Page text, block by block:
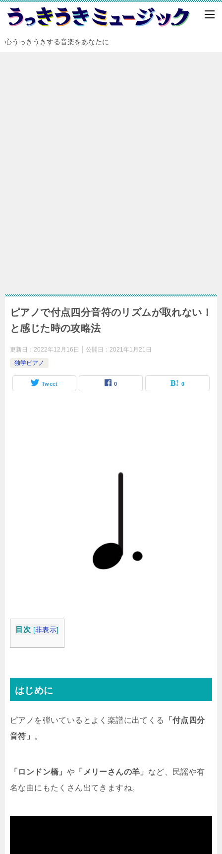
心うっきうきする音楽をあなたに
ピアノで付点四分音符のリズムが取れない！
と感じた時の攻略法
更新日： 2022年12月16日 公開日： 2021年1月21日
独学ピアノ
Tweet 0 0
目次 [非表示]
はじめに
ピアノを弾いているとよく楽譜に出てくる
「付点四分
音符」
。
「ロンドン橋」 や 「メリーさんの羊」 など、民謡や有
名な曲にもたくさん出てきますね。